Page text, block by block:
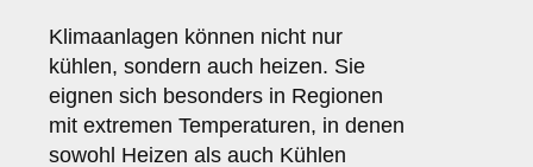
Klimaanlagen können nicht nur
kühlen, sondern auch heizen. Sie
eignen sich besonders in Regionen
mit extremen Temperaturen, in denen
sowohl Heizen als auch Kühlen